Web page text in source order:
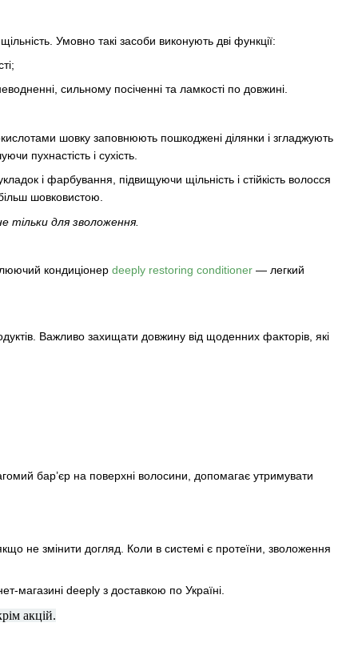
Умовно такі засоби виконують дві функції:
сильному посіченні та ламкості по довжині.
шовку заповнюють пошкоджені ділянки і згладжують
пухнастість і сухість.
і фарбування, підвищуючи щільність і стійкість волосся
шовковистою.
для зволоження.
кондиціонер deeply restoring conditioner — легкий
Важливо захищати довжину від щоденних факторів, які
бар’єр на поверхні волосини, допомагає утримувати
не змінити догляд. Коли в системі є протеїни, зволоження
магазині deeply з доставкою по Україні.
акцій.